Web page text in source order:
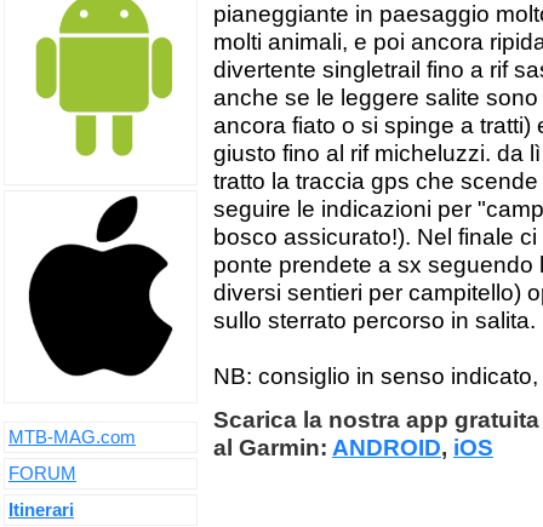
pianeggiante in paesaggio
molti animali, e poi ancora
divertente singletrail fino a rif
anche se le leggere salite
ancora fiato o si spinge a
giusto fino al rif micheluzzi. da
tratto la traccia gps che
seguire le indicazioni per
bosco assicurato!). Nel finale
ponte prendete a sx seguendo
diversi sentieri per campitello)
sullo sterrato percorso in salita.
NB: consiglio in senso
Scarica la nostra app
al Garmin: ANDROID, iOS
MTB-MAG.com
FORUM
Itinerari